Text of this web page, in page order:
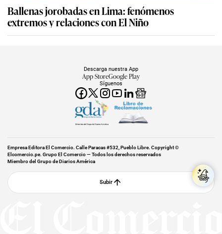
Ballenas jorobadas en Lima: fenómenos
extremos y relaciones con El Niño
Síguenos
Descarga nuestra App
App StoreGoogle Play
Miembro del Grupo de Diarios América
Empresa Editora El Comercio. Calle Paracas #532, Pueblo Libre. Copyright ©
Elcomercio.pe. Grupo El Comercio — Todos los derechos reservados
Miembro del Grupo de Diarios América
Subir